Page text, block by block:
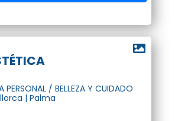
PERSONAL / BELLEZA Y CUIDADO
| Palma